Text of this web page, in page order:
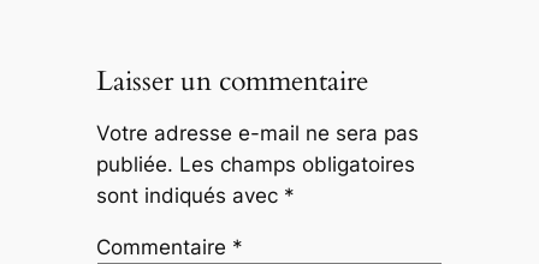
Laisser un commentaire
Votre adresse e-mail ne sera pas
publiée. Les champs obligatoires
sont indiqués avec *
Commentaire *